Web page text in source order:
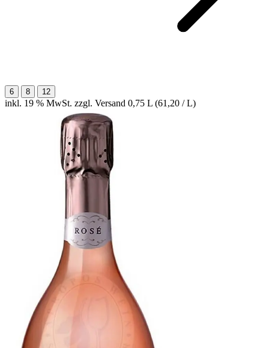
6 8 12
inkl. 19 % MwSt. zzgl. Versand 0,75 L (61,20 / L)